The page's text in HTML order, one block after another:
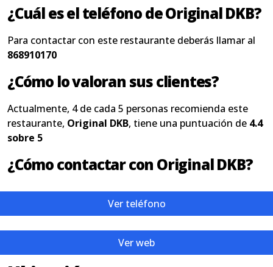
¿Cuál es el teléfono de Original DKB?
Para contactar con este restaurante deberás llamar al
868910170
¿Cómo lo valoran sus clientes?
Actualmente, 4 de cada 5 personas recomienda este
restaurante, Original DKB, tiene una puntuación de 4.4
sobre 5
¿Cómo contactar con Original DKB?
Ver teléfono
Ver web